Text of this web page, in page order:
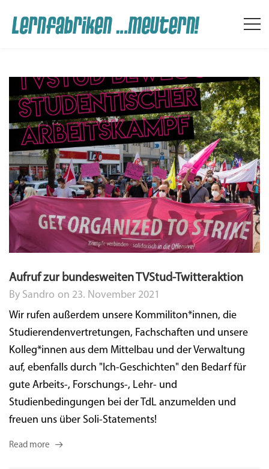
Archives
Aufruf zur bundesweiten TVStud-Twitteraktion
By Sandro on 23. November 2021
Wir rufen außerdem unsere Kommiliton*innen, die
Studierendenvertretungen, Fachschaften und unsere
Kolleg*innen aus dem Mittelbau und der Verwaltung
auf, ebenfalls durch "Ich-Geschichten" den Bedarf für
gute Arbeits-, Forschungs-, Lehr- und
Studienbedingungen bei der TdL anzumelden und
freuen uns über Soli-Statements!
Read more